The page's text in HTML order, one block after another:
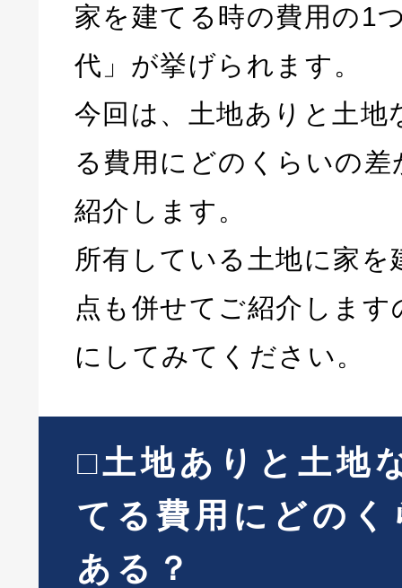
家を建てる時の費用の1
代」が挙げられます。
今回は、土地ありと土地
る費用にどのくらいの
紹介します。
所有している土地に家を
点も併せてご紹介しま
にしてみてください。
□土地ありと土地
てる費用にどの
ある？